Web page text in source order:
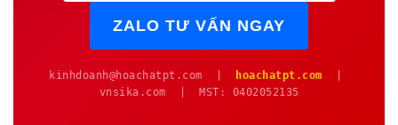
ZALO TƯ VẤN NGAY
kinhdoanh@hoachatpt.com | hoachatpt.com
vnsika.com | MST: 0402052135